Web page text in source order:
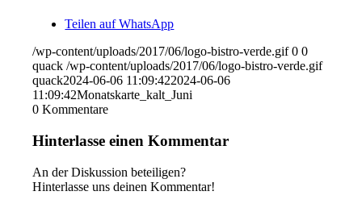
Teilen auf WhatsApp
/wp-content/uploads/2017/06/logo-bistro-verde.gif 0 0
quack /wp-content/uploads/2017/06/logo-bistro-verde.gif
quack2024-06-06 11:09:422024-06-06
11:09:42Monatskarte_kalt_Juni
0 Kommentare
Hinterlasse einen Kommentar
An der Diskussion beteiligen?
Hinterlasse uns deinen Kommentar!